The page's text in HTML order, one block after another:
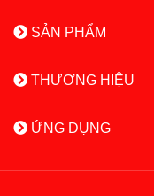
SẢN PHẨM
THƯƠNG HIỆU
ỨNG DỤNG